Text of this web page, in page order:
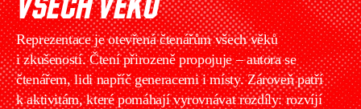
VŠECH VĚKŮ
Reprezentace je otevřená čtenářům všech věků
i zkušeností. Čtení přirozeně propojuje – autora se
čtenářem, lidi napříč generacemi i místy. Zároveň patří
k aktivitám, které pomáhají vyrovnávat rozdíly: rozvíjí